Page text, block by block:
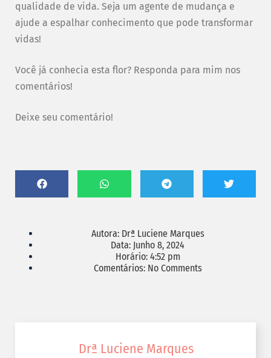
qualidade de vida. Seja um agente de mudança e
ajude a espalhar conhecimento que pode transformar
vidas!
Você já conhecia esta flor? Responda para mim nos
comentários!
Deixe seu comentário!
Autora:Drª Luciene Marques
Data: Junho 8, 2024
Horário:4:52 pm
Comentários:No Comments
Drª Luciene Marques